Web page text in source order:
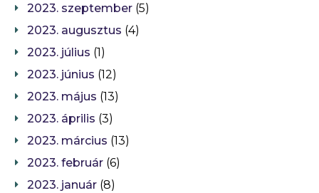
2023. szeptember (5)
2023. augusztus (4)
2023. július (1)
2023. június (12)
2023. május (13)
2023. április (3)
2023. március (13)
2023. február (6)
2023. január (8)